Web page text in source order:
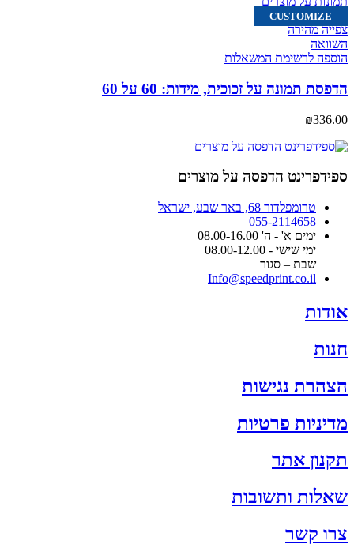
CUSTOMIZE
צפייה מהירה
השוואה
הוספה לרשימת המשאלות
הדפסת תמונה על זכוכית, מידות: 60 על 60
₪336.00
ספידפרינט הדפסה על מוצרים
טרומפלדור 68, באר שבע, ישראל
055-2114658
ימים א' - ה' 08.00-16.00
ימי שישי - 08.00-12.00
שבת – סגור
Info@speedprint.co.il
אודות
חנות
הצהרת נגישות
מדיניות פרטיות
תקנון אתר
שאלות ותשובות
צרו קשר